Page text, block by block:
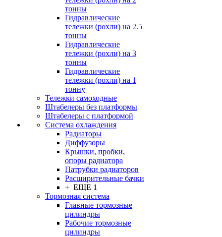
тонны
Гидравлические
тележки (рохли) на 2.5
тонны
Гидравлические
тележки (рохли) на 3
тонны
Гидравлические
тележки (рохли) на 1
тонну
Тележки самоходные
Штабелеры без платформы
Штабелеры с платформой
Система охлаждения
Радиаторы
Диффузоры
Крышки, пробки,
опоры радиатора
Патрубки радиаторов
Расширительные бачки
+ ЕЩЕ 1
Тормозная система
Главные тормозные
цилиндры
Рабочие тормозные
цилиндры